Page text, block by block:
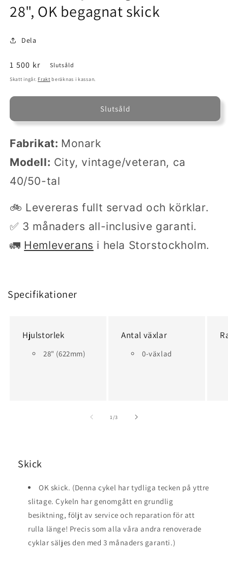
28", OK begagnat skick
Dela
Ordinarie
pris
1 500 kr Slutsåld
Skatt ingår. Frakt beräknas i kassan.
Slutsåld
Fabrikat: Monark
Modell: City, vintage/veteran, ca
40/50-tal
🚲 Levereras fullt servad och körklar.
✅ 3 månaders all-inclusive garanti.
🚛 Hemleverans i hela Storstockholm.
Specifikationer
Hjulstorlek
28" (622mm)
Antal växlar
0-växlad
1/av
3
Skick
OK skick. (Denna cykel har tydliga tecken på yttre
slitage. Cykeln har genomgått en grundlig
besiktning, följt av service och reparation för att
rulla länge! Precis som alla våra andra renoverade
cyklar säljes den med 3 månaders garanti.)